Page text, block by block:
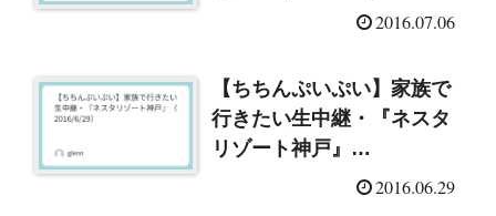
2016.07.06
【ちちんぷいぷい】家族で
行きたい生中継・『ネスタ
リゾート神戸』
2016.06.29